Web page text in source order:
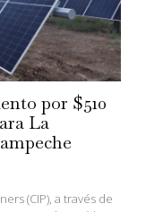
por $510
La
(CIP), a través de